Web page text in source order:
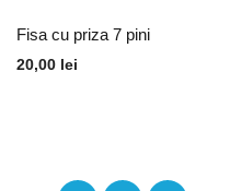
Fisa cu priza 7 pini
20,00 lei